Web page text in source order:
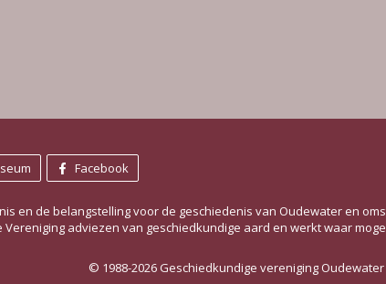
Facebook
en de belangstelling voor de geschiedenis van Oudewater en
adviezen van geschiedkundige aard en werkt waar
© 1988-2026 Geschiedkundige vereniging Oudewater